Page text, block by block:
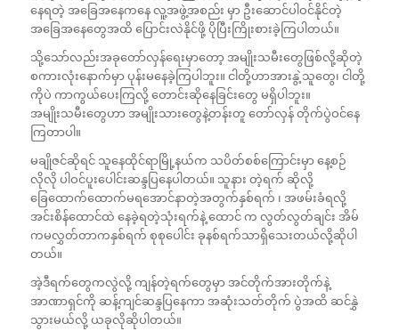
နေရတဲ့ အခြေအနေကနေ လူ့အဖွဲ့အစည်း မှာ ဦးဆောင်ပါဝင်နိုင်တဲ့
အခြေအနေတွေအထိ ပြောင်းလဲနိုင်ဖို့ ပိုပြီးကြိုးစားခဲ့ကြပါတယ်။
သို့သော်လည်းအခုတော်လှန်ရေးမှာတော့ အမျိုးသမီးတွေဖြစ်လို့ဆိုတဲ့
စကားလုံးနောက်မှာ ပုန်းမနေခဲ့ကြပါဘူး။ ငါတို့ဟာအားနွဲ့သူတွေ၊ ငါတို့
ကိုပဲ ကာကွယ်ပေးကြလို့ တောင်းဆိုနေခြင်းတွေ မရှိပါဘူး။
အမျိုးသမီးတွေဟာ အမျိုးသားတွေနဲ့တန်းတူ တော်လှန် တိုက်ပွဲဝင်နေ
ကြတာပါ။
မချိုဇင်ဆိုရင် သူနေထိုင်ရာမြို့နယ်က သပိတ်စစ်ကြောင်းမှာ နေ့စဉ်
လိုလို ပါဝင်ပူးပေါင်းဆန္ဒပြနေပါတယ်။ သူနား တဲ့ရက် ဆိုလို့
ခြေထောက်ထောက်မရအောင်နာတဲ့အတွက်နှစ်ရက် ၊ အဖမ်းခံရလို့
အင်းစိန်ထောင်ထဲ နေခဲ့ရတဲ့သုံးရက်နဲ့ ထောင် က လွတ်လွတ်ချင်း အိမ်
ကမလွှတ်တာကနှစ်ရက် စုစုပေါင်း ခုနစ်ရက်သာရှိသေးတယ်လို့ဆိုပါ
တယ်။
အဲ့ဒီရက်တွေကလွဲလို့ ကျန်တဲ့ရက်တွေမှာ အင်တိုက်အားတိုက်နဲ့
အာဏာရှင်ကို ဆန့်ကျင်ဆန္ဒပြနေကာ အဆုံးသတ်တိုက် ပွဲအထိ ဆင်နွှဲ
သွားမယ်လို့ ယခုလိုဆိုပါတယ်။